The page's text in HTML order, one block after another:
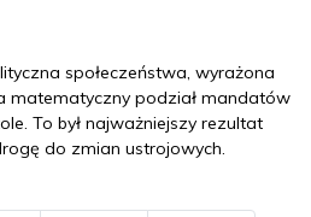
społeczeństwa, wyrażona
matematyczny podział mandatów
To był najważniejszy rezultat
do zmian ustrojowych.